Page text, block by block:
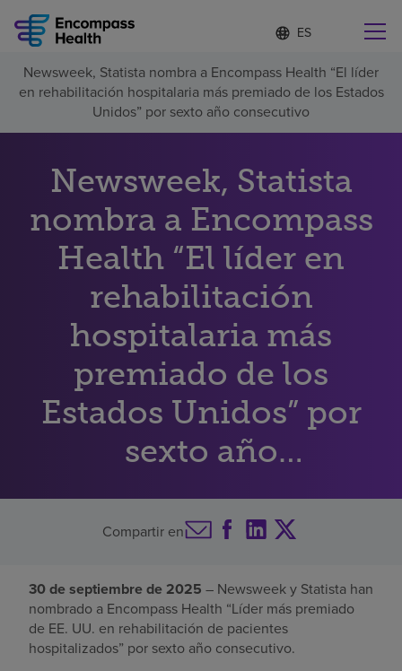
Lista
de
idiomas
contraída
d
o
m
a
e
c
c
i
n
d
Encuentre una localidad cerca de usted
Por qué debe elegirnos
Servicios de rehabilitación
Recursos de salud
Acerca de nosotros
Inversores
Newsweek, Statista nombra a Encompass Health “El líder
en rehabilitación hospitalaria más premiado de los Estados
Unidos” por sexto año consecutivo
Newsweek, Statista
nombra a Encompass
Health “El líder en
rehabilitación
hospitalaria más
premiado de los
Estados Unidos” por
sexto año
consecutivo
Compartir en
30 de septiembre de 2025 – Newsweek y Statista han
nombrado a Encompass Health “Líder más premiado
de EE. UU. en rehabilitación de pacientes
hospitalizados” por sexto año consecutivo.